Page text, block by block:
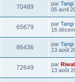
70489 par Tangi
05 avril
65679 par Tangi
16
86436 par Tangi
13 août
72649 par Riwal
13 août